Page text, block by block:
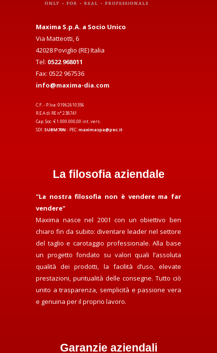
Maxima S.p.A. a Socio Unico
Via Matteotti, 6
42028 Poviglio (RE) Italia
Tel: 0522 968011
Fax: 0522 967536
info@maxima-dia.com
C.F. - P.Iva: 01962610356
R.E.A di RE n° 238741
Cap. Soc. € 1.000.000,00 int. vers.
SDI: SUBM70N - PEC:maximaspa@pec.it
La filosofia aziendale
"La nostra filosofia non è vendere ma far
vendere"
Maxima nasce nel 2001 con un obiettivo ben
chiaro fin da subito: diventare leader nel settore
del taglio e carotaggio professionale. Alla base
un progetto fondato su valori quali l’assoluta
qualità dei prodotti, la facilità d’uso, elevate
prestazioni, puntualità delle consegne. Tutto ciò
unito a trasparenza, semplicità e passione vera
e genuina per il proprio lavoro.
Garanzie aziendali